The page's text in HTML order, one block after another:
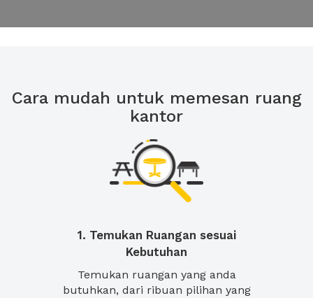
Cara mudah untuk memesan ruang
kantor
1. Temukan Ruangan sesuai
Kebutuhan
Temukan ruangan yang anda
butuhkan, dari ribuan pilihan yang